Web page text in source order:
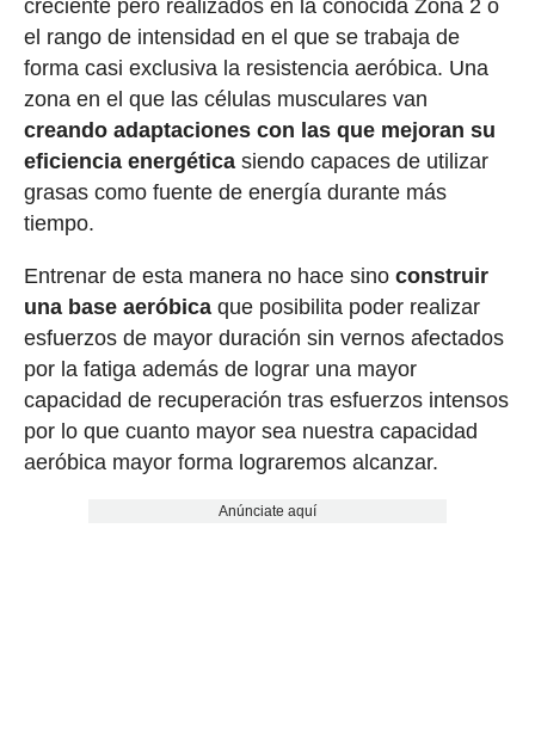
creciente pero realizados en la conocida Zona 2 o
el rango de intensidad en el que se trabaja de
forma casi exclusiva la resistencia aeróbica. Una
zona en el que las células musculares van
creando adaptaciones con las que mejoran su
eficiencia energéticasiendo capaces de utilizar
grasas como fuente de energía durante más
tiempo.
Entrenar de esta manera no hace sino construir
una base aeróbicaque posibilita poder realizar
esfuerzos de mayor duración sin vernos afectados
por la fatiga además de lograr una mayor
capacidad de recuperación tras esfuerzos intensos
por lo que cuanto mayor sea nuestra capacidad
aeróbica mayor forma lograremos alcanzar.
Anúnciate aquí